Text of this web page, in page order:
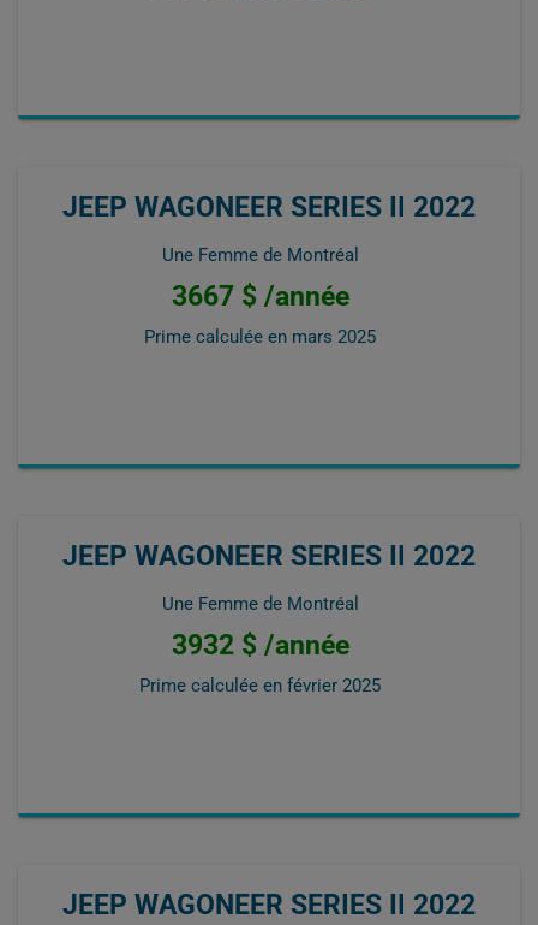
JEEP WAGONEER SERIES II 2022
Une Femme de Montréal
3667 $ /année
Prime calculée en mars 2025
JEEP WAGONEER SERIES II 2022
Une Femme de Montréal
3932 $ /année
Prime calculée en février 2025
JEEP WAGONEER SERIES II 2022